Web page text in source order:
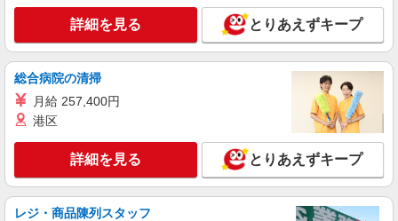
キープ 詳細を見る
文化堂ウィラ大井店☆株式会社チェッカーサポート NO．5913
レジスタッフ【お仕事NO．5913】
時給1400円以上 土日祝終日 時給1500円以上 ■
研修中 時給1400円 (研修期間 20 時間 ) ■高校生同
時給東京都品川区勝島1丁目6-16
キープ 詳細を見る
詳細を見る とりあえずキープ
総合病院の清掃
月給 257,400円
港区
詳細を見る とりあえずキープ
レジ・商品陳列スタッフ